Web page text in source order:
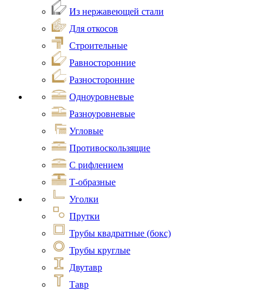
Из нержавеющей стали
Для откосов
Строительные
Равносторонние
Разносторонние
Одноуровневые
Разноуровневые
Угловые
Противоскользящие
С рифлением
Т-образные
Уголки
Прутки
Трубы квадратные (бокс)
Трубы круглые
Двутавр
Тавр